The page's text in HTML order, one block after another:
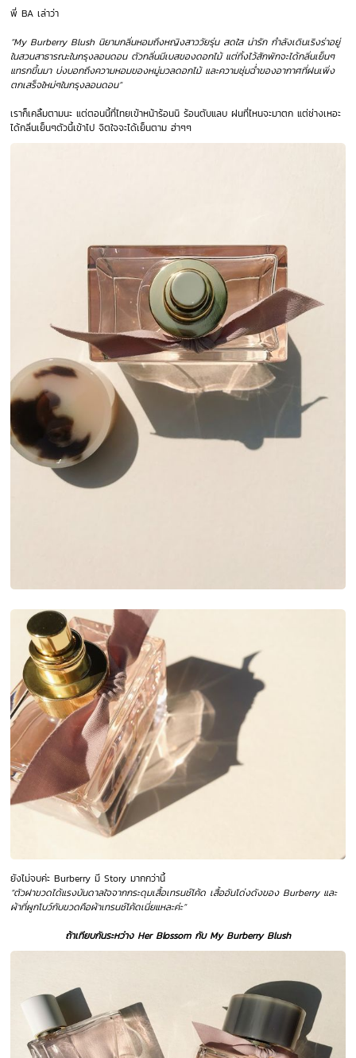
พี่ BA เล่าว่า
“My Burberry Blush นิยามกลิ่นหอมถึงหญิงสาววัยรุ่น สดใส น่ารัก กำลังเดินเริงร่าอยู่
ในสวนสาธารณะในกรุงลอนดอน ตัวกลิ่นมีเบสของดอกไม้ แต่ทิ้งไว้สักพักจะได้กลิ่นเย็นๆ
แทรกขึ้นมา บ่งบอกถึงความหอมของหมู่มวลดอกไม้ และความชุ่มฉ่ำของอากาศที่ฝนเพิ่ง
ตกเสร็จใหม่ๆในกรุงลอนดอน”
เราก็เคลิ้มตามนะ แต่ตอนนี้ที่ไทยเข้าหน้าร้อนนิ ร้อนตับแลบ ฝนที่ไหนจะมาตก แต่ช่างเหอะ
ได้กลิ่นเย็นๆตัวนี้เข้าไป จิตใจจะได้เย็นตาม ฮ่าๆๆ
ยังไม่จบค่ะ Burberry มี Story มากกว่านี้
“ตัวฝาขวดได้แรงบันดาลใจจากกระดุมเสื้อเทรนช์โค้ด เสื้ออันโด่งดังของ Burberry และ
ผ้าที่ผูกโบว์กับขวดคือผ้าเทรนช์โค้ดเนี่ยแหละค่ะ”
ถ้าเทียบกันระหว่าง Her Blossom กับ My Burberry Blush